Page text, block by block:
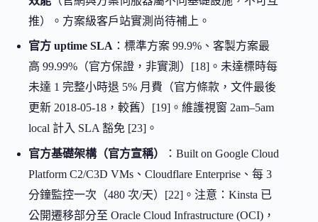
推）。方案級客戶站實測尚待補上。
官方 uptime SLA ：標準方案 99.9%、客製方案最
高 99.99%（官方保證，非實測）[18]。未達標時每
未達 1 完整小時退 5% 月費（官方條款，文件最後
更新 2018-05-18，較舊）[19]。維護視窗 2am–5am
local 計入 SLA 豁免 [23]。
官方基礎架構（官方宣稱）
：Built on Google Cloud
Platform C2/C3D VMs、Cloudflare Enterprise、每 3
分鐘監控一次（480 次/天）[22]。注意：Kinsta 已
公開遷移部分至 Oracle Cloud Infrastructure (OCI)，